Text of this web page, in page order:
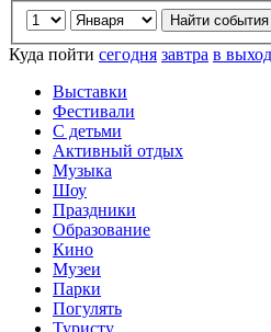
Куда пойти сегодня завтра в
Выставки
Фестивали
С детьми
Активный отдых
Музыка
Шоу
Праздники
Образование
Кино
Музеи
Парки
Погулять
Туристу